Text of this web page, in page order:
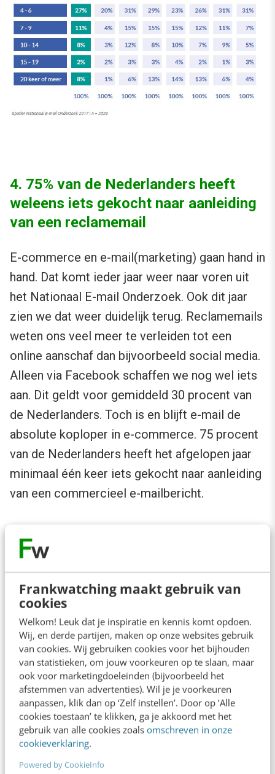
Frankwatching maakt gebruik van
cookies
Welkom! Leuk dat je inspiratie en kennis komt opdoen.
Wij, en derde partijen, maken op onze websites gebruik
van cookies. Wij gebruiken cookies voor het bijhouden
van statistieken, om jouw voorkeuren op te slaan, maar
ook voor marketingdoeleinden (bijvoorbeeld het
afstemmen van advertenties). Wil je je voorkeuren
aanpassen, klik dan op ‘Zelf instellen’. Door op ‘Alle
cookies toestaan’ te klikken, ga je akkoord met het
gebruik van alle cookies zoals omschreven in onze
cookieverklaring.
Powered by CookieInfo
4. 75% van de Nederlanders heeft
weleens iets gekocht naar aanleiding
van een reclamemail
E-commerce en e-mail(marketing) gaan hand in
hand. Dat komt ieder jaar weer naar voren uit
het Nationaal E-mail Onderzoek. Ook dit jaar
zien we dat weer duidelijk terug. Reclamemails
weten ons veel meer te verleiden tot een
online aanschaf dan bijvoorbeeld social media.
Alleen via Facebook schaffen we nog wel iets
aan. Dit geldt voor gemiddeld 30 procent van
de Nederlanders. Toch is en blijft e-mail de
absolute koploper in e-commerce. 75 procent
van de Nederlanders heeft het afgelopen jaar
minimaal één keer iets gekocht naar aanleiding
van een commercieel e-mailbericht.